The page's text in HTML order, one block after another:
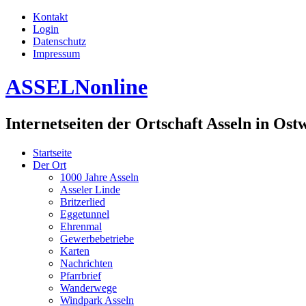
Kontakt
Login
Datenschutz
Impressum
ASSELNonline
Internetseiten der Ortschaft Asseln in
Startseite
Der Ort
1000 Jahre Asseln
Asseler Linde
Britzerlied
Eggetunnel
Ehrenmal
Gewerbebetriebe
Karten
Nachrichten
Pfarrbrief
Wanderwege
Windpark Asseln